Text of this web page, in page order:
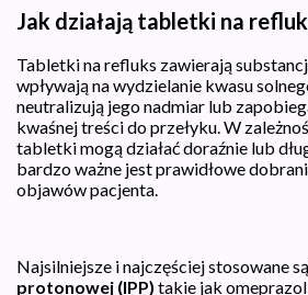
Jak działają tabletki na
Tabletki na refluks zawierają
wpływają na wydzielanie kwasu
neutralizują jego nadmiar lub
kwaśnej treści do przełyku. W
tabletki mogą działać doraźnie lub
bardzo ważne jest prawidłowe
objawów pacjenta.
Najsilniejsze i najczęściej stosowane są
protonowej (IPP) takie jak